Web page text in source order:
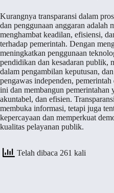
Kurangnya transparansi dalam
dan penggunaan anggaran adalah
menghambat keadilan, efisiensi,
terhadap pemerintah. Dengan
meningkatkan penggunaan
pendidikan dan kesadaran publik,
dalam pengambilan keputusan,
pengawas independen, pemerintah
ini dan membangun pemerintahan
akuntabel, dan efisien.
membuka informasi, tetapi juga
kepercayaan dan memperkuat
kualitas pelayanan publik.
Telah dibaca 261 kali